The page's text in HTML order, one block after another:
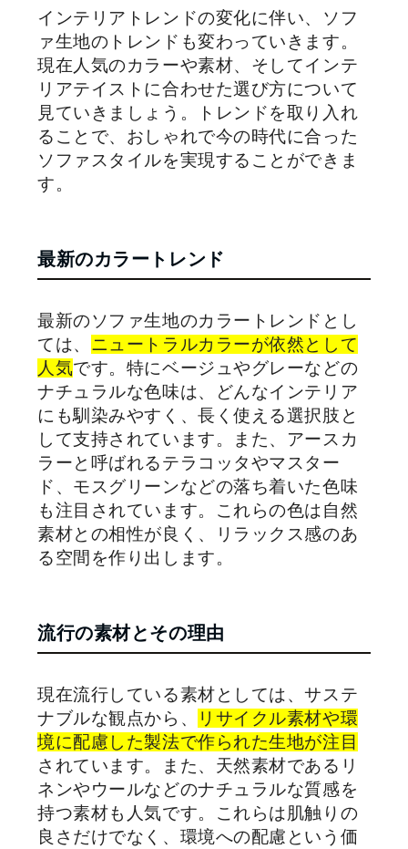
インテリアトレンドの変化に伴い、ソフ
ァ生地のトレンドも変わっていきます。
現在人気のカラーや素材、そしてインテ
リアテイストに合わせた選び方について
見ていきましょう。トレンドを取り入れ
ることで、おしゃれで今の時代に合った
ソファスタイルを実現することができま
す。
最新のカラートレンド
最新のソファ生地のカラートレンドとし
ては、 ニュートラルカラーが依然として
人気です。特にベージュやグレーなどの
ナチュラルな色味は、どんなインテリア
にも馴染みやすく、長く使える選択肢と
して支持されています。また、アースカ
ラーと呼ばれるテラコッタやマスター
ド、モスグリーンなどの落ち着いた色味
も注目されています。これらの色は自然
素材との相性が良く、リラックス感のあ
る空間を作り出します。
流行の素材とその理由
現在流行している素材としては、サステ
ナブルな観点から、
リサイクル素材や環
境に配慮した製法で作られた生地が注目
されています。また、天然素材であるリ
ネンやウールなどのナチュラルな質感を
持つ素材も人気です。これらは肌触りの
良さだけでなく、環境への配慮という価